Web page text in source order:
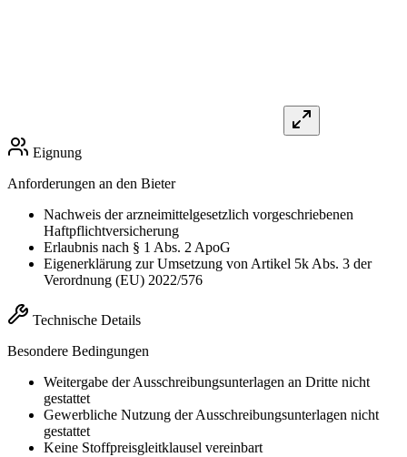
Eignung
Anforderungen an den Bieter
Nachweis der arzneimittelgesetzlich vorgeschriebenen
Haftpflichtversicherung
Erlaubnis nach § 1 Abs. 2 ApoG
Eigenerklärung zur Umsetzung von Artikel 5k Abs. 3 der
Verordnung (EU) 2022/576
Technische Details
Besondere Bedingungen
Weitergabe der Ausschreibungsunterlagen an Dritte nicht
gestattet
Gewerbliche Nutzung der Ausschreibungsunterlagen nicht
gestattet
Keine Stoffpreisgleitklausel vereinbart